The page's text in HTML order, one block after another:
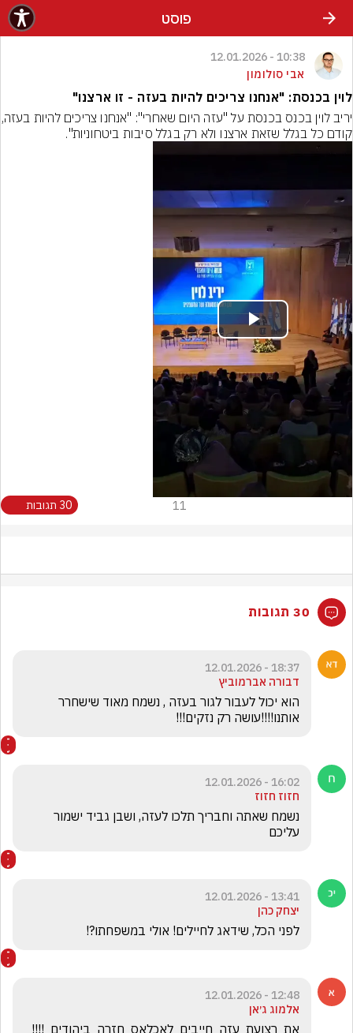
פוסט
10:38 - 12.01.2026
אבי סולומון
לוין בכנסת: "אנחנו צריכים להיות בעזה - זו ארצנו"
קודם כל בגלל שזאת ארצנו ולא רק בגלל סיבות ביטחוניות".
Play
Video
11 30 תגובות
30 תגובות
18:37 - 12.01.2026
דבורה אברמוביץ
אותנו!!!!עושה רק נזקים!!!
16:02 - 12.01.2026
חזוז חזוז
עליכם
13:41 - 12.01.2026
יצחק כהן
לפני הכל, שידאג לחיילים! אולי במשפחתו?!
12:48 - 12.01.2026
אלמוג ג׳אן